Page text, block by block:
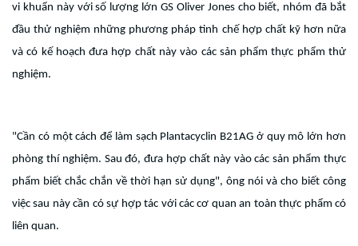
vi khuẩn này với số lượng lớn GS Oliver Jones cho biết, nhóm đã bắt
đầu thử nghiệm những phương pháp tinh chế hợp chất kỹ hơn nữa
và có kế hoạch đưa hợp chất này vào các sản phẩm thực phẩm thử
nghiệm.
"Cần có một cách để làm sạch Plantacyclin B21AG ở quy mô lớn hơn
phòng thí nghiệm. Sau đó, đưa hợp chất này vào các sản phẩm thực
phẩm biết chắc chắn về thời hạn sử dụng", ông nói và cho biết công
việc sau này cần có sự hợp tác với các cơ quan an toàn thực phẩm có
liên quan.